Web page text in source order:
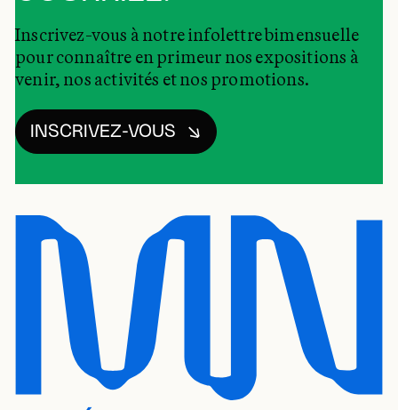
Inscrivez-vous à notre infolettre bimensuelle
pour connaître en primeur nos expositions à
venir, nos activités et nos promotions.
INSCRIVEZ-VOUS